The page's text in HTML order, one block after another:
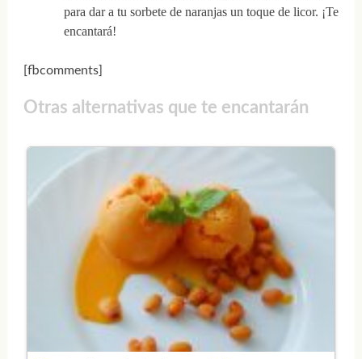
para dar a tu sorbete de naranjas un toque de licor. ¡Te
encantará!
[fbcomments]
Otras alternativas que te encantarán